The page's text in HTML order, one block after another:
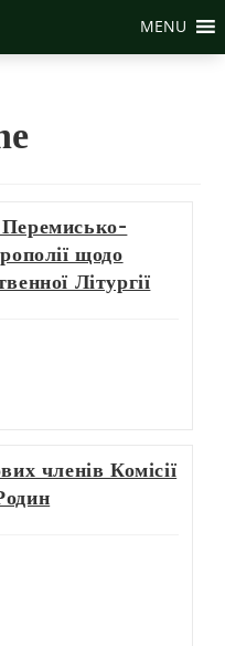
MENU
Перемисько-
щодо
Літургії
членів Комісії